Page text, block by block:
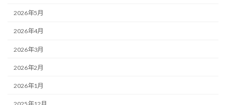
2026年5月
2026年4月
2026年3月
2026年2月
2026年1月